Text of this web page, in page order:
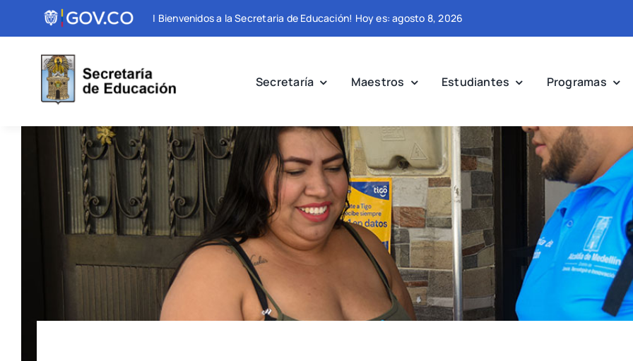
| Bienvenidos a la Secretaria de Educación! Hoy es: agosto 8, 2026
Secretaría Maestros Estudiantes Programas